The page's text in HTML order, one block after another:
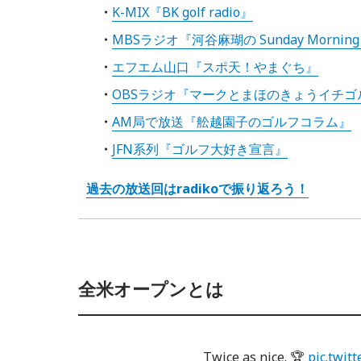
K-MIX『BK golf radio』
MBSラジオ『河谷麻瑚の Sunday Morning
エフエム山口『スポ天！やまぐち』
OBSラジオ『マークとまほのきょうイチゴ
AM局で放送『舩越園子のゴルフコラム』
JFN系列『ゴルフ大好き宣言』
過去の放送回はradikoで振り返ろう！
全米オープンとは
Twice as nice. 🏆